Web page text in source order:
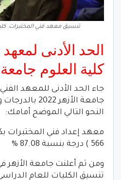
تنسيق معهد فني المختبرات.
الحد الأدنى
كلية العلوم جامعة
جاء الحد الأدنى للمعهد
جامعة الأزهر
النحو التالي الموضح أمامك:
معهد إعداد فني المختبرات
566 ) درجة بنسبة 87.08 %
ومن ثم أعلنت جامعة الأزهر